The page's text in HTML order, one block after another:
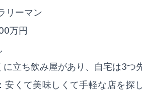
リーマン
万円
に立ち飲み屋があり、自宅は3つ
安くて美味しくて手軽な店を探